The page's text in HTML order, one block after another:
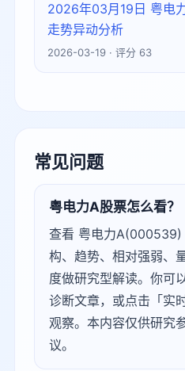
2026年03月19日 粤电
走势异动分析
2026-03-19 · 评分 63
常见问题
粤电力A股票怎么看？
查看 粤电力A(000539)
构、趋势、相对强弱、
度做研究型解读。你可
诊断文章，或点击「实
观察。本内容仅供研究
议。